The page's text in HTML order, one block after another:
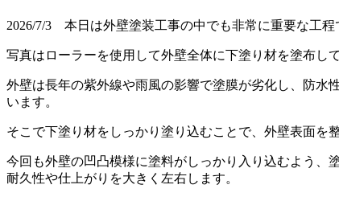
2026/7/3 本日は外壁塗装工事の中でも非常に重要な工程
写真はローラーを使用して外壁全体に下塗り材を塗布し
外壁は長年の紫外線や雨風の影響で塗膜が劣化し、防水
います。
そこで下塗り材をしっかり塗り込むことで、外壁表面を
今回も外壁の凹凸模様に塗料がしっかり入り込むよう、
耐久性や仕上がりを大きく左右します。